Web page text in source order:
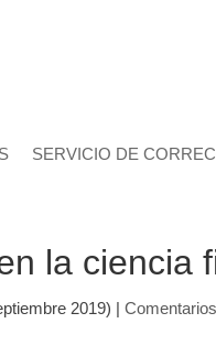
SERVICIO DE
la ciencia
2019) |